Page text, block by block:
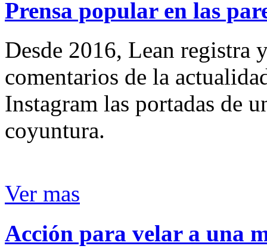
Prensa popular en las
Desde 2016, Lean registra
comentarios de la
Instagram las portadas de
coyuntura.
Ver mas
Acción para velar a una